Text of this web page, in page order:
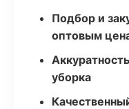
Подбор и
оптовым
уборка